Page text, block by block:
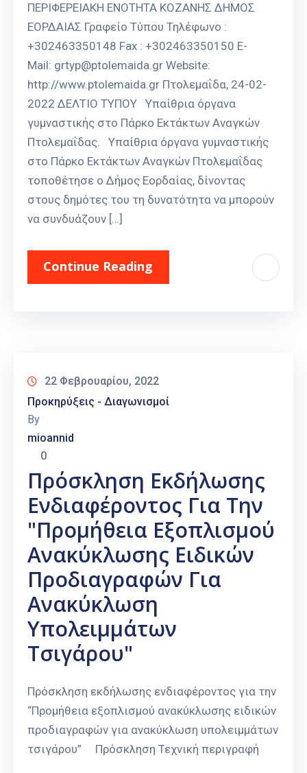
ΠΕΡΙΦΕΡΕΙΑΚΗ ΕΝΟΤΗΤΑ ΚΟΖΑΝΗΣ ΔΗΜΟΣ
ΕΟΡΔΑΙΑΣ Γραφείο Τύπου Τηλέφωνο :
+302463350148 Fax : +302463350150 E-
Mail: grtyp@ptolemaida.gr Website:
http://www.ptolemaida.gr Πτολεμαΐδα, 24-02-
2022 ΔΕΛΤΙΟ ΤΥΠΟΥ Υπαίθρια όργανα
γυμναστικής στο Πάρκο Εκτάκτων Αναγκών
Πτολεμαΐδας. Υπαίθρια όργανα γυμναστικής
στο Πάρκο Εκτάκτων Αναγκών Πτολεμαΐδας
τοποθέτησε ο Δήμος Εορδαίας, δίνοντας
στους δημότες του τη δυνατότητα να μπορούν
να συνδυάζουν […]
Continue Reading
22 Φεβρουαρίου, 2022
Προκηρύξεις - Διαγωνισμοί
By
mioannid
0
Πρόσκληση Εκδήλωσης
Ενδιαφέροντος Για Την
"Προμήθεια Εξοπλισμού
Ανακύκλωσης Ειδικών
Προδιαγραφών Για
Ανακύκλωση
Υπολειμμάτων
Τσιγάρου"
Πρόσκληση εκδήλωσης ενδιαφέροντος για την
“Προμήθεια εξοπλισμού ανακύκλωσης ειδικών
προδιαγραφών για ανακύκλωση υπολειμμάτων
τσιγάρου” Πρόσκληση Τεχνική περιγραφή